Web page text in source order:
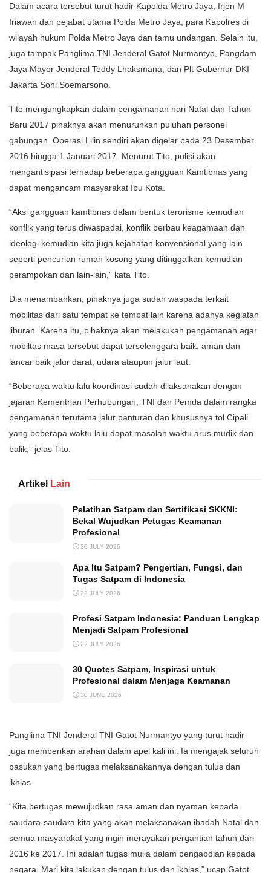
Dalam acara tersebut turut hadir Kapolda Metro Jaya, Irjen M
Iriawan dan pejabat utama Polda Metro Jaya, para Kapolres di
wilayah hukum Polda Metro Jaya dan tamu undangan. Selain itu,
juga tampak Panglima TNI Jenderal Gatot Nurmantyo, Pangdam
Jaya Mayor Jenderal Teddy Lhaksmana, dan Plt Gubernur DKI
Jakarta Soni Soemarsono.
Tito mengungkapkan dalam pengamanan hari Natal dan Tahun
Baru 2017 pihaknya akan menurunkan puluhan personel
gabungan. Operasi Lilin sendiri akan digelar pada 23 Desember
2016 hingga 1 Januari 2017. Menurut Tito, polisi akan
mengantisipasi terhadap beberapa gangguan Kamtibnas yang
dapat mengancam masyarakat Ibu Kota.
“Aksi gangguan kamtibnas dalam bentuk terorisme kemudian
konflik yang terus diwaspadai, konflik berbau keagamaan dan
ideologi kemudian kita juga kejahatan konvensional yang lain
seperti pencurian rumah kosong yang ditinggalkan kemudian
perampokan dan lain-lain,” kata Tito.
Dia menambahkan, pihaknya juga sudah waspada terkait
mobilitas dari satu tempat ke tempat lain karena adanya kegiatan
liburan. Karena itu, pihaknya akan melakukan pengamanan agar
mobiltas masa tersebut dapat terselenggara baik, aman dan
lancar baik jalur darat, udara ataupun jalur laut.
“Beberapa waktu lalu koordinasi sudah dilaksanakan dengan
jajaran Kementrian Perhubungan, TNI dan Pemda dalam rangka
pengamanan terutama jalur panturan dan khususnya tol Cipali
yang beberapa waktu lalu dapat masalah waktu arus mudik dan
balik,” jelas Tito.
Artikel Lain
Pelatihan Satpam dan Sertifikasi SKKNI:
Bekal Wujudkan Petugas Keamanan
Profesional
30 JULY 2026
Apa Itu Satpam? Pengertian, Fungsi, dan
Tugas Satpam di Indonesia
22 JULY 2026
Profesi Satpam Indonesia: Panduan Lengkap
Menjadi Satpam Profesional
22 JULY 2026
30 Quotes Satpam, Inspirasi untuk
Profesional dalam Menjaga Keamanan
30 JUNE 2026
Panglima TNI Jenderal TNI Gatot Nurmantyo yang turut hadir
juga memberikan arahan dalam apel kali ini. Ia mengajak seluruh
pasukan yang bertugas melaksanakannya dengan tulus dan
ikhlas.
“Kita bertugas mewujudkan rasa aman dan nyaman kepada
saudara-saudara kita yang akan melaksanakan ibadah Natal dan
semua masyarakat yang ingin merayakan pergantian tahun dari
2016 ke 2017. Ini adalah tugas mulia dalam pengabdian kepada
negara. Mari kita lakukan dengan tulus dan ikhlas,” ucap Gatot.